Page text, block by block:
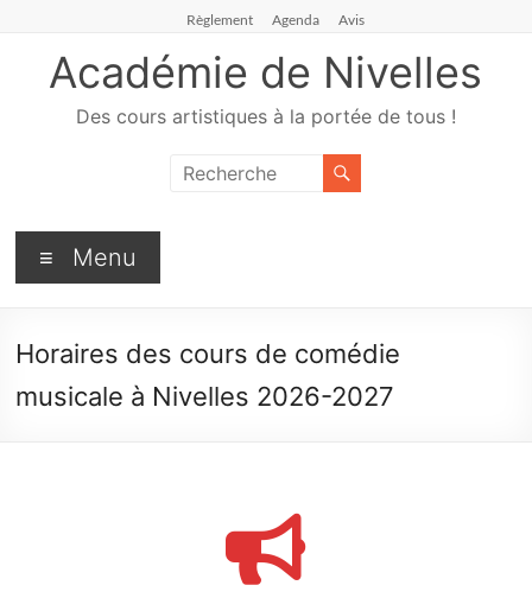
Règlement Agenda Avis
Académie de Nivelles
Des cours artistiques à la portée de tous !
Menu
Horaires des cours de comédie
musicale à Nivelles 2026-2027